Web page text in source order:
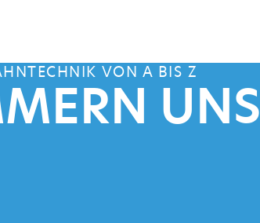
VON A BIS Z
UNS